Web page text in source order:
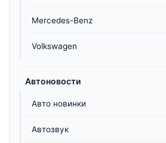
Mercedes-Benz
Volkswagen
Автоновости
Авто новинки
Автозвук